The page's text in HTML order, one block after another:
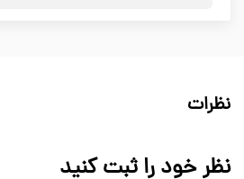
نظرات
نظر خود را ثبت کنید